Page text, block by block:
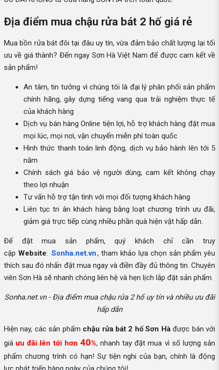
Địa điểm mua chậu rửa bát 2 hố giá rẻ
Mua bồn rửa bát đôi tại đâu uy tín, vừa đảm bảo chất lượng lại tối
ưu về giá thành? Đến ngay Sơn Hà Việt Nam để được cam kết về
sản phẩm!
An tâm, tin tưởng vì chúng tôi là đại lý phân phối sản phẩm
chính hãng, gây dựng tiếng vang qua trải nghiệm thực tế
của khách hàng
Dịch vụ bán hàng Online tiện lợi, hỗ trợ khách hàng đặt mua
mọi lúc, mọi nơi, vận chuyển miễn phí toàn quốc
Hình thức thanh toán linh động, dịch vụ bảo hành lên tới 5
năm
Chính sách giá bảo vệ người dùng, cam kết không chạy
theo lợi nhuận
Tư vấn hỗ trợ tận tình với mọi đối tượng khách hàng
Liên tục tri ân khách hàng bằng loạt chương trình ưu đãi,
giảm giá trực tiếp cùng nhiều phần quà hiện vật hấp dẫn.
Để đặt mua sản phẩm, quý khách chỉ cần truy
cập Website: Sonha.net.vn, tham khảo lựa chọn sản phẩm yêu
thích sau đó nhấn đặt mua ngay và điền đầy đủ thông tin. Chuyên
viên Sơn Hà sẽ nhanh chóng liên hệ và hẹn lịch lắp đặt sản phẩm.
Sonha.net.vn - Địa điểm mua chậu rửa 2 hố uy tín và nhiều ưu đãi
hấp dẫn
Hiện nay, các sản phẩm chậu rửa bát 2 hố Sơn Hàđược bán với
giáưu đãi lên tới hơn 40%, nhanh tay đặt mua vì số lượng sản
phẩm chương trình có hạn! Sự tiện nghi của bạn, chính là động